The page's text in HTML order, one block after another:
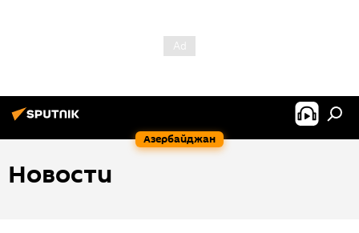
Азербайджан
Новости